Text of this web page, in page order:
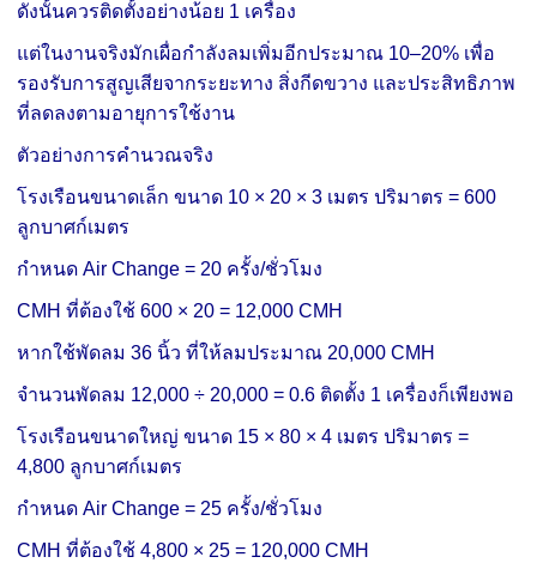
ดังนั้นควรติดตั้งอย่างน้อย 1 เครื่อง
แต่ในงานจริงมักเผื่อกำลังลมเพิ่มอีกประมาณ 10–20% เพื่อ
รองรับการสูญเสียจากระยะทาง สิ่งกีดขวาง และประสิทธิภาพ
ที่ลดลงตามอายุการใช้งาน
ตัวอย่างการคำนวณจริง
โรงเรือนขนาดเล็กขนาด 10 × 20 × 3 เมตรปริมาตร = 600
ลูกบาศก์เมตร
กำหนด Air Change = 20 ครั้ง/ชั่วโมง
CMH ที่ต้องใช้600 × 20= 12,000 CMH
หากใช้พัดลม 36 นิ้ว ที่ให้ลมประมาณ 20,000 CMH
จำนวนพัดลม 12,000 ÷ 20,000= 0.6 ติดตั้ง 1 เครื่องก็เพียงพอ
โรงเรือนขนาดใหญ่ขนาด 15 × 80 × 4 เมตรปริมาตร =
4,800 ลูกบาศก์เมตร
กำหนด Air Change = 25 ครั้ง/ชั่วโมง
CMH ที่ต้องใช้4,800 × 25= 120,000 CMH